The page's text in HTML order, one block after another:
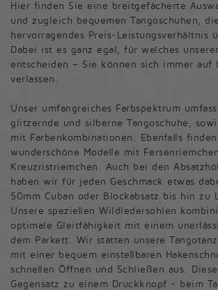
Hier finden Sie eine breitgefächerte
und zugleich bequemen Tangoschuhen,
hervorragendes Preis-Leistungsverhältnis
Dabei ist es ganz egal, für welches
entscheiden – Sie können sich immer auf
verlassen.
Unser umfangreiches Farbspektrum
glitzernde und silberne Tangoschuhe,
mit Farbenkombinationen. Ebenfalls
wunderschöne Modelle mit
Kreuzristriemchen. Auch bei den
haben wir für jeden Geschmack etwas
50mm Cuban oder Blockabsatz bis hin zu
Unsere speziellen Wildledersohlen
optimale Gleitfähigkeit mit einem
dem Parkett. Wir statten unsere
mit einer bequem einstellbaren
schnellen Öffnen und Schließen aus.
Gegensatz zu einem Druckknopf - beim